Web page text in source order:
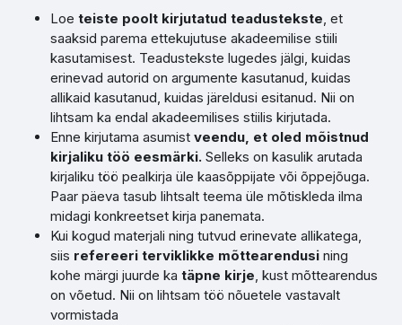
Loe teiste poolt kirjutatud teadustekste, et
saaksid parema ettekujutuse akadeemilise stiili
kasutamisest. Teadustekste lugedes jälgi, kuidas
erinevad autorid on argumente kasutanud, kuidas
allikaid kasutanud, kuidas järeldusi esitanud. Nii on
lihtsam ka endal akadeemilises stiilis kirjutada.
Enne kirjutama asumist veendu, et oled mõistnud
kirjaliku töö eesmärki. Selleks on kasulik arutada
kirjaliku töö pealkirja üle kaasõppijate või õppejõuga.
Paar päeva tasub lihtsalt teema üle mõtiskleda ilma
midagi konkreetset kirja panemata.
Kui kogud materjali ning tutvud erinevate allikatega,
siis refereeri terviklikke mõttearendusi ning
kohe märgi juurde ka täpne kirje, kust mõttearendus
on võetud. Nii on lihtsam töö nõuetele vastavalt
vormistada